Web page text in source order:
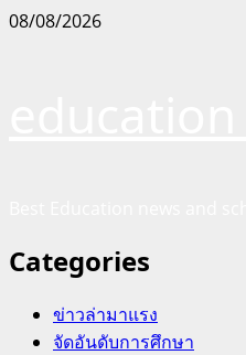
Skip
08/08/2026
Categories
ข่าวล่ามาแรง
จัดอันดับการศึกษา